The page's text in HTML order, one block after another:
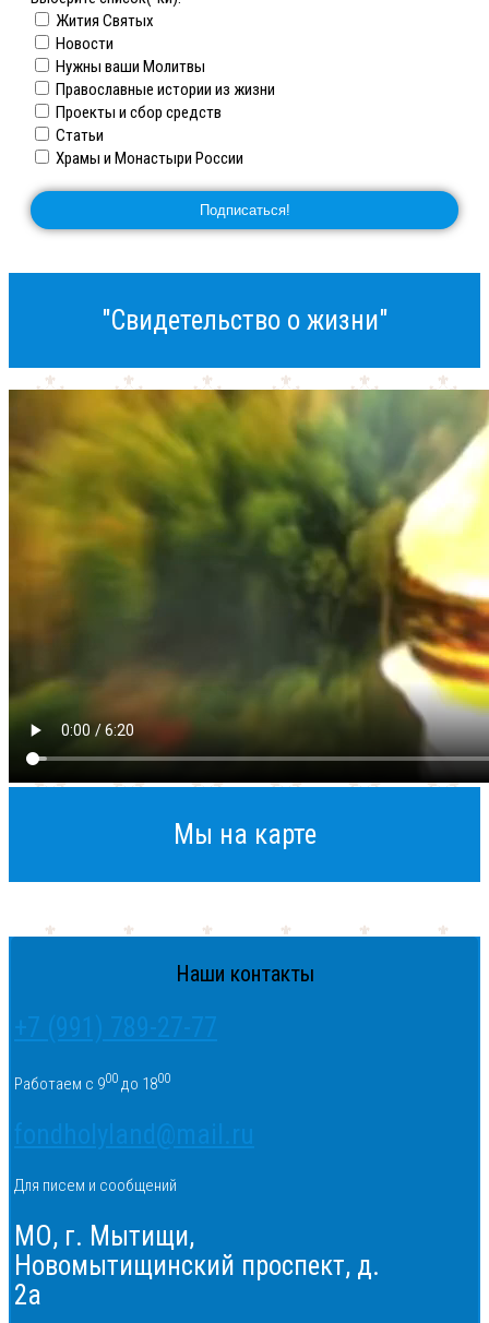
Жития Святых
Новости
Нужны ваши Молитвы
Православные истории из жизни
Проекты и сбор средств
Статьи
Храмы и Монастыри России
"Свидетельство о жизни"
Мы на карте
Наши контакты
+7 (991) 789-27-77
Работаем с 900 до 1800
fondholyland@mail.ru
Для писем и сообщений
МО, г. Мытищи,
Новомытищинский проспект, д.
2а